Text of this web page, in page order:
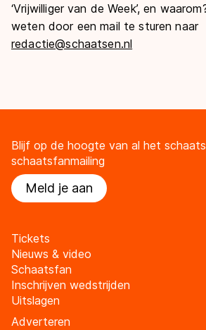
‘Vrijwilliger van de Week’, en
weten door een mail te sturen naar
redactie@schaatsen.nl
Blijf op de hoogte van al het
schaatsfanmailing
Meld je aan
Tickets
Nieuws & video
Schaatsfan
Inschrijven wedstrijden
Uitslagen
Adverteren